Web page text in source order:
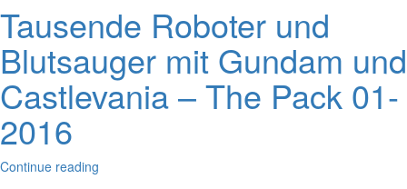
Tausende Roboter und
Blutsauger mit Gundam und
Castlevania – The Pack 01-
2016
Continue reading